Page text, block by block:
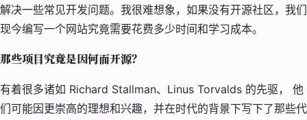
解决一些常见开发问题。我很难想象，如果没有开源社区，我们
现今编写一个网站究竟需要花费多少时间和学习成本。
那些项目究竟是因何而开源？
有着很多诸如 Richard Stallman、Linus Torvalds 的先驱， 他
们可能因更崇高的理想和兴趣，并在时代的背景下写下了那些代